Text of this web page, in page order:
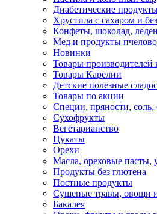
Диабетические
Хрустила с сахаром и без
Конфеты, шоколад,
Мед и продукты
Новинки
Товары производителей
Товары Карелии
Детские полезные
Товары по акции
Специи, пряности, соль,
Сухофрукты
Вегетарианство
Цукаты
Орехи
Масла, ореховые пасты,
Продукты без глютена
Постные продукты
Сушеные травы, овощи
Бакалея